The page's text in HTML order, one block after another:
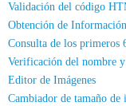
Validación del código
Editor de Imágenes